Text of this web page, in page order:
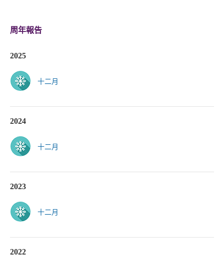
周年報告
2025
十二月
2024
十二月
2023
十二月
2022